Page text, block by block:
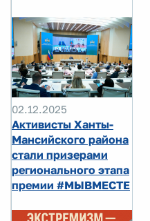
02.12.2025
Активисты Ханты-
Мансийского района
стали призерами
регионального этапа
премии #МЫВМЕСТЕ